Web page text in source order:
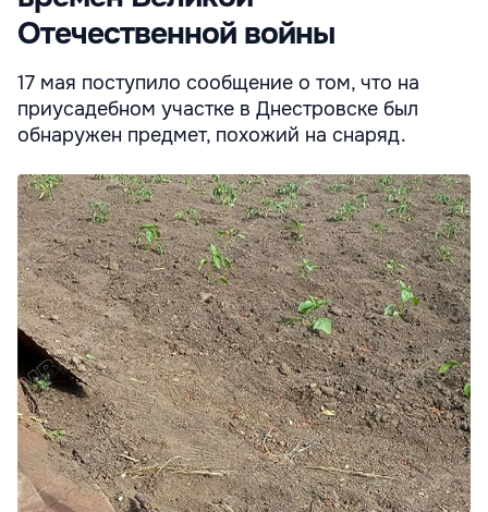
Отечественной войны
17 мая поступило сообщение о том, что на
приусадебном участке в Днестровске был
обнаружен предмет, похожий на снаряд.